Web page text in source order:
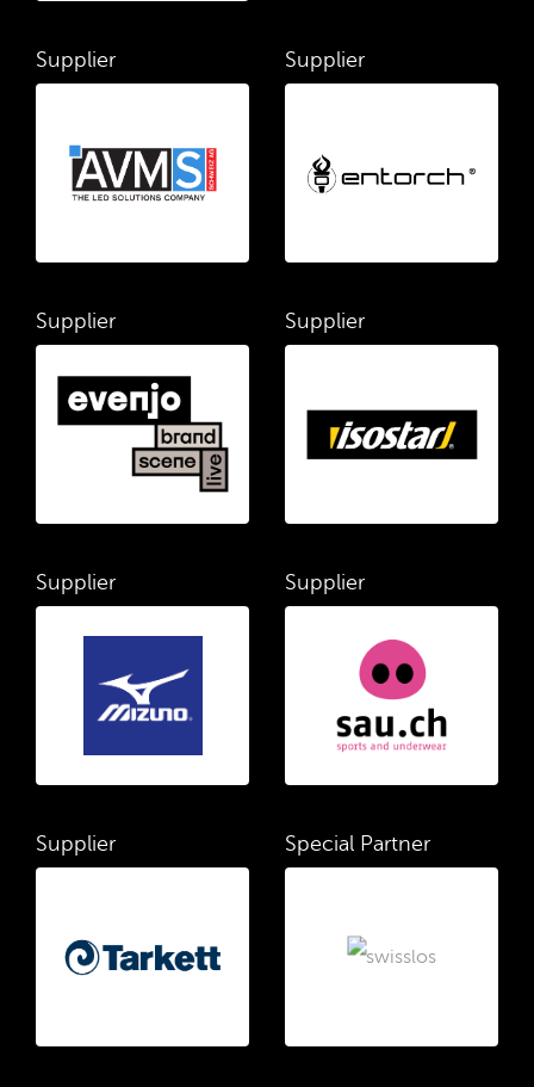
Supplier Supplier
Supplier Supplier
Supplier Supplier
Supplier Special Partner